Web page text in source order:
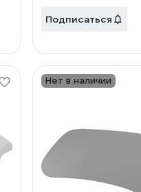
Подписаться
Нет в наличии